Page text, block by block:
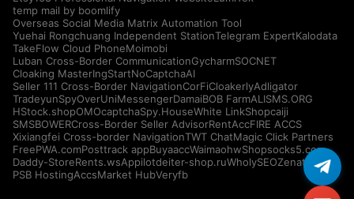
temp mail by boomlify
Overseas Social Media Matrix Automation Tool
Yuehai Rongchuang Independent StationTelegram ExpertKalodata
TakeFlow Cloud PhoneMoimobi
Luban Cross-Border CommunicationGycharmSOCNET
Cloaking MasterIngStartNoCaptchaAI
Seller 111 Cross-Border NavigationCorFiCloakerlyAdligator
TradeyunSpyOverUniMessengerDamaiBOB FarmALISMS.ORG
HStock.shopOMOcaptchaSpy.HouseWhite LinkShopcaiji
SMSBOWERCross-Border Seller AdvisorRentAccFIRE ACCS
Xixiangfei Cross-border NavigationTWT ChatMagic Click Partners
FreePWA.comPosttrack appBuyaaccWaimaohwShopsocks5.com
Daddy-StoreRents.wsAppilotdeiter-shop.ruWholySEOZenattica
PSB HostingAccsMarket HubVeryfb